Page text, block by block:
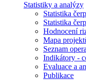
Statistiky a analýzy
Statistika
Statistika
Hodnocení
Mapa
Seznam
Indikátory -
Evaluace a
Publikace